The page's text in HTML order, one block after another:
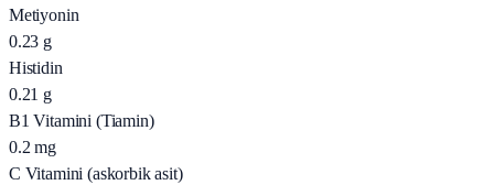
Metiyonin
0.23 g
Histidin
0.21 g
B1 Vitamini (Tiamin)
0.2 mg
C Vitamini (askorbik asit)